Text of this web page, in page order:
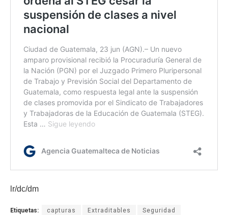
lr/dc/dm
Etiquetas: capturas Extraditables Seguridad